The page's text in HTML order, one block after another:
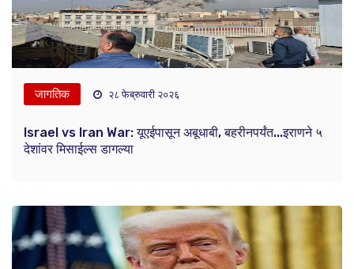
जागतिक २८ फेब्रुवारी २०२६
Israel vs Iran War: यूएईपासून अबूधाबी, बहरीनपर्यंत...इराणने ५
देशांवर मिसाईल्स डागल्या